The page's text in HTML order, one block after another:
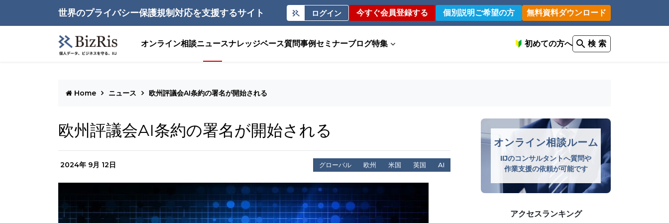
世界のプライバシー保護規制対応を支援するサイト ログイン 今すぐ会員登録する 個別説明ご希望の方 無料資料ダウンロード
オンライン相談ニュースナレッジベース質問事例 セミナーブログ特集 初めての方へ 検 索
Home ニュース 欧州評議会AI条約の署名が開始される
欧州評議会AI条約の署名が開始される
2024年 9月 12日 グローバル 欧州 米国 英国 AI
オンライン相談ルーム
IIJのコンサルタントへ質問や
作業支援の依頼が可能です
アクセスランキング